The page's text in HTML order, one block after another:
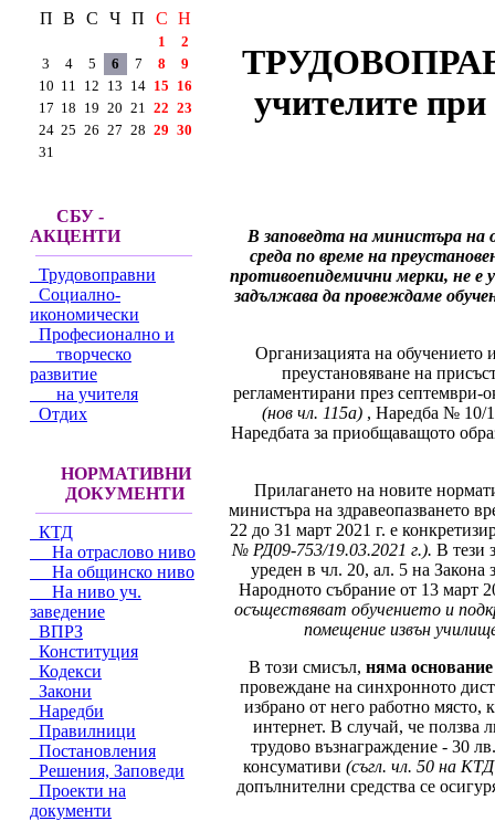
П В С Ч П С Н
1
2
3
4 5 6 7 8
9
10 11 12 13 14 15 16
17 18 19 20 21 22 23
24 25 26 27 28 29 30
31
СБУ -
АКЦЕНТИ
Трудовоправни
Социално-
икономически
Професионално и
творческо
развитие
на учителя
Отдих
НОРМАТИВНИ
ДОКУМЕНТИ
КТД
На отраслово ниво
На общинско ниво
На ниво уч.
заведение
ВПРЗ
Конституция
Кодекси
Закони
Наредби
Правилници
Постановления
Решения, Заповеди
Проекти на
документи
учителите при
В заповедта на министъра на
среда по време на
противоепидемични мерки, не
задължава да провеждаме
Организацията на обучението
преустановяване на
регламентирани през септември-
(нов чл. 115а) , Наредба № 10/
Наредбата за приобщаващото
Прилагането на новите
министъра на здравеопазването
22 до 31 март 2021 г. е
№ РД09-753/19.03.2021 г.).В тези
уреден в чл. 20, ал. 5 на
Народното събрание от 13 март
осъществяват обучението и
помещение извън
В този смисъл, няма
провеждане на синхронното
избрано от него работно
интернет. В случай, че ползва
трудово възнаграждение - 30
консумативи(съгл. чл. 50 на
допълнителни средства се